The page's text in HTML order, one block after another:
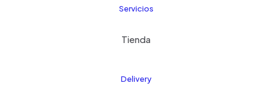
Servicios
Tienda
Delivery